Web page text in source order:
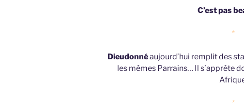
C’est pas
*
Dieudonnéaujourd’hui remplit des
les mêmes Parrains… Il s’apprête
*